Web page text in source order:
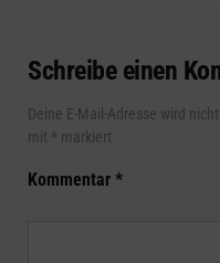
Schreibe einen
Deine E-Mail-Adresse wird
mit * markiert
Kommentar *